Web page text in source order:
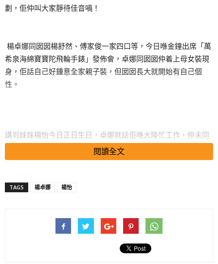
劃，佢仲叫大家靜待佳音喎！
楊卓娜同囡囡楊舒然、傅家俊一家四口等，今日喺金鐘出席「萬
希泉海綿寶寶陀飛輪手錶」發佈會，卓娜同囡囡仲着上母女裝現
身，佢話自己好鍾意全家親子裝，但囡囡長大就開始有自己個
性。
講到妹妹楊怡今日正日生日，卓娜就話佢喺大陸忙工作，仲未同
佢食飯，講到楊怡噚日喺微博發文好感性，暗示經歷多咗少了浪
漫，佢話：「佢老公好浪漫、好sweet㗎喎。」卓娜仲爆佢哋兩
話好想搞一次家族大旅行，問到會唔會勸楊怡接少啲工作？卓娜
搜尋 Travel
閱讀全文
TAGS 楊卓娜 楊怡